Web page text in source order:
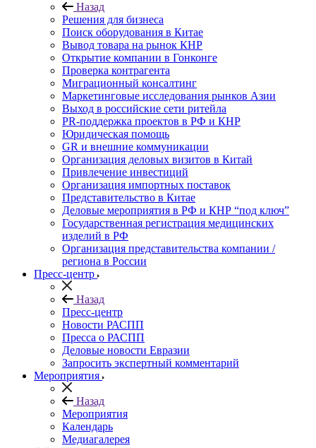
Назад
Решения для бизнеса
Поиск оборудования в Китае
Вывод товара на рынок КНР
Открытие компании в Гонконге
Проверка контрагента
Миграционный консалтинг
Маркетинговые исследования рынков Азии
Выход в российские сети ритейла
PR-поддержка проектов в РФ и КНР
Юридическая помощь
GR и внешние коммуникации
Организация деловых визитов в Китай
Привлечение инвестиций
Организация импортных поставок
Представительство в Китае
Деловые мероприятия в РФ и КНР “под ключ”
Государственная регистрация медицинских
изделий в РФ
Организация представительства компании /
региона в России
Пресс-центр
Назад
Пресс-центр
Новости РАСПП
Пресса о РАСПП
Деловые новости Евразии
Запросить экспертный комментарий
Мероприятия
Назад
Мероприятия
Календарь
Медиагалерея